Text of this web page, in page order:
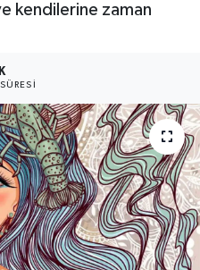
kendilerine zaman